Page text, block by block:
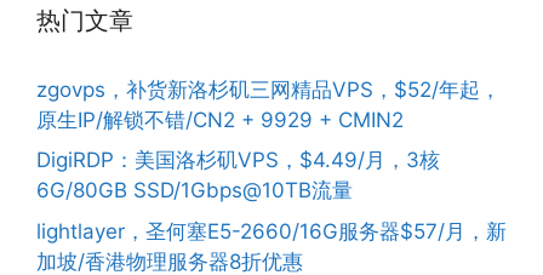
热门文章
zgovps，补货新洛杉矶三网精品VPS，$52/年起，
原生IP/解锁不错/CN2 + 9929 + CMIN2
DigiRDP：美国洛杉矶VPS，$4.49/月，3核
6G/80GB SSD/1Gbps@10TB流量
lightlayer，圣何塞E5-2660/16G服务器$57/月，新
加坡/香港物理服务器8折优惠